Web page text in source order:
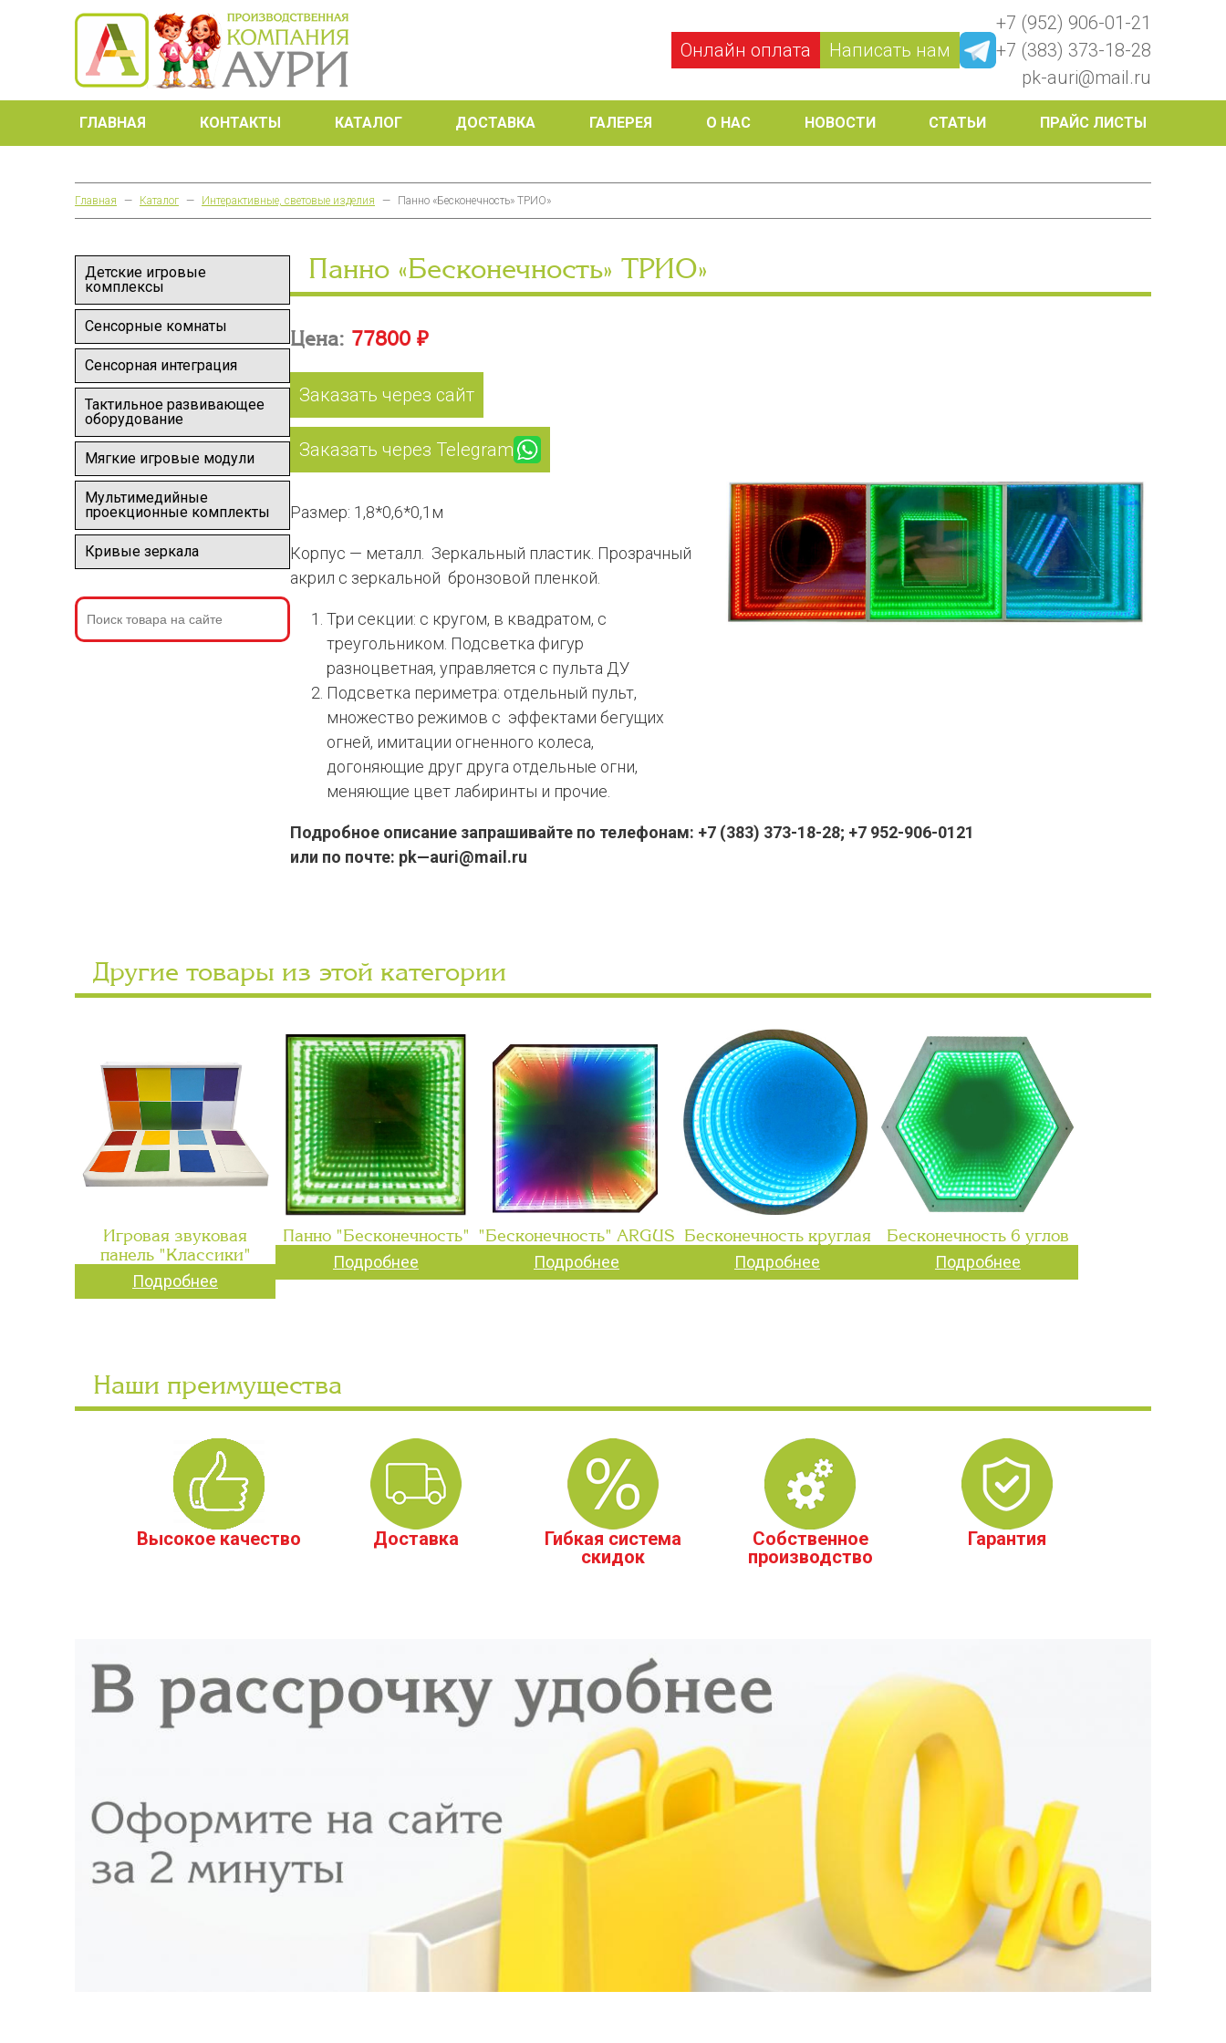
Онлайн оплата Написать нам
+7 (952) 906-01-21
+7 (383) 373-18-28
pk-auri@mail.ru
ГЛАВНАЯ КОНТАКТЫ КАТАЛОГ ДОСТАВКА ГАЛЕРЕЯ О НАС НОВОСТИ СТАТЬИ ПРАЙС ЛИСТЫ
Главная — Каталог — Интерактивные, световые изделия — Панно «Бесконечность» ТРИО»
Детские игровые
комплексы
Сенсорные комнаты
Сенсорная интеграция
Тактильное развивающее
оборудование
Мягкие игровые модули
Мультимедийные
проекционные комплекты
Кривые зеркала
Панно «Бесконечность» ТРИО»
Цена: 77800 ₽
Заказать через сайт
Заказать через Telegram
Размер: 1,8*0,6*0,1м
Корпус — металл. Зеркальный пластик. Прозрачный
акрил с зеркальной бронзовой пленкой.
Три секции: с кругом, в квадратом, с
треугольником. Подсветка фигур
разноцветная, управляется с пульта ДУ
Подсветка периметра: отдельный пульт,
множество режимов с эффектами бегущих
огней, имитации огненного колеса,
догоняющие друг друга отдельные огни,
меняющие цвет лабиринты и прочие.
Подробное описание запрашивайте по телефонам: +7 (383) 373-18-28; +7 952-906-0121
или по почте: pk—auri@mail.ru
Другие товары из этой категории
Игровая звуковая
панель "Классики"
Подробнее
Панно "Бесконечность"
Подробнее
"Бесконечность" ARGUS
Подробнее
Бесконечность круглая
Подробнее
Бесконечность 6 углов
Подробнее
Наши преимущества
Высокое качество Доставка
Гибкая система
скидок
Собственное
производство
Гарантия